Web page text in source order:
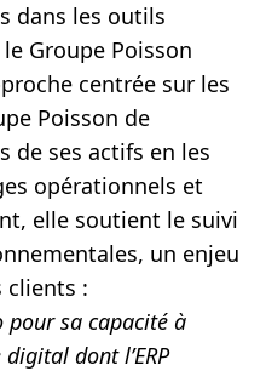
dans les outils
Groupe Poisson
centrée sur les
Poisson de
de ses actifs en les
opérationnels et
elle soutient le suivi
un enjeu
clients :
pour sa capacité à
dont l’ERP